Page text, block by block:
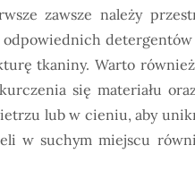
zawsze należy
odpowiednich
tkaniny. Warto
się materiału
lub w cieniu, aby
w suchym miejscu